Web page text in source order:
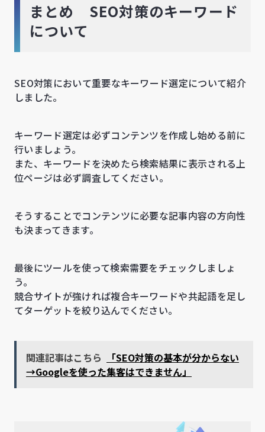
まとめ SEO対策のキーワード
について
SEO対策において重要なキーワード選定について紹介
しました。
キーワード選定は必ずコンテンツを作成し始める前に
行いましょう。
また、キーワードを決めたら検索結果に表示される上
位ページは必ず調査してください。
そうすることでコンテンツに必要な記事内容の方向性
も決まってきます。
最後にツールを使って検索需要をチェックしましょ
う。
競合サイトが強ければ複合キーワードや共起語を足し
てターゲットを絞り込んでください。
関連記事はこちら
「SEO対策の基本が分からない
→Googleを使った集客はできません」